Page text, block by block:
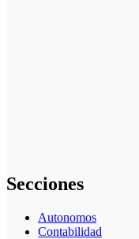
Secciones
Autonomos
Contabilidad